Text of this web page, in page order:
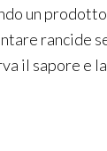
un
rancide
il sapore e